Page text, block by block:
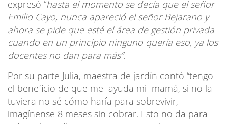
expresó “hasta el momento se decía que el señor
Emilio Cayo, nunca apareció el señor Bejarano y
ahora se pide que esté el área de gestión privada
cuando en un principio ninguno quería eso, ya los
docentes no dan para más”.
Por su parte Julia, maestra de jardín contó “tengo
el beneficio de que me ayuda mi mamá, si no la
tuviera no sé cómo haría para sobrevivir,
imagínense 8 meses sin cobrar. Esto no da para